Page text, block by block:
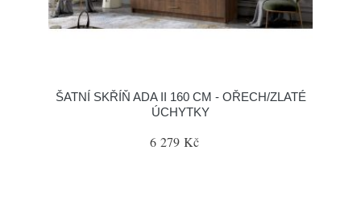
ŠATNÍ SKŘÍŇ ADA II 160 CM - OŘECH/ZLATÉ
ÚCHYTKY
6 279 Kč